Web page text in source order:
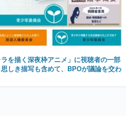
を描く深夜枠アニメ」に視聴者の一部
しき描写も含めて、BPOが議論を交わ